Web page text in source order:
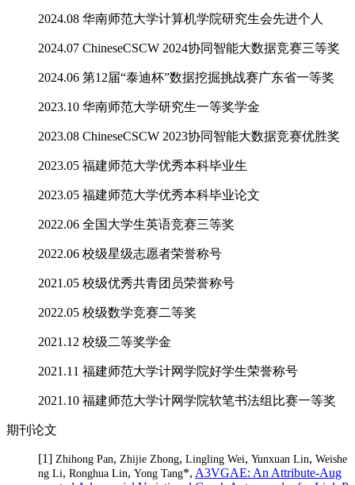
2024.08 华南师范大学计算机学院研究生会先进个人
2024.07 ChineseCSCW 2024协同智能大数据竞赛三等奖
2024.06 第12届“泰迪杯”数据挖掘挑战赛广东省一等奖
2023.10 华南师范大学研究生一等奖学金
2023.08 ChineseCSCW 2023协同智能大数据竞赛优胜奖
2023.05 福建师范大学优秀本科毕业生
2023.05 福建师范大学优秀本科毕业论文
2022.06 全国大学生英语竞赛三等奖
2022.06 校级星级志愿者荣誉称号
2021.05 校级优秀共青团员荣誉称号
2022.05 校级数学竞赛二等奖
2021.12 校级二等奖学金
2021.11 福建师范大学计网学院好学生荣誉称号
2021.10 福建师范大学计网学院软笔书法组比赛一等奖
期刊论文
[1] Zhihong Pan, Zhijie Zhong, Lingling Wei, Yunxuan Lin, Weishe
ng Li, Ronghua Lin, Yong Tang*, A3VGAE: An Attribute-Aug